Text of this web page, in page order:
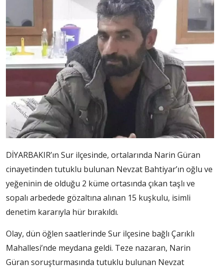
DİYARBAKIR’ın Sur ilçesinde, ortalarında Narin Güran
cinayetinden tutuklu bulunan Nevzat Bahtiyar’ın oğlu ve
yeğeninin de olduğu 2 küme ortasında çıkan taşlı ve
sopalı arbedede gözaltına alınan 15 kuşkulu, isimli
denetim kararıyla hür bırakıldı.
Olay, dün öğlen saatlerinde Sur ilçesine bağlı Çarıklı
Mahallesi’nde meydana geldi. Teze nazaran, Narin
Güran soruşturmasında tutuklu bulunan Nevzat